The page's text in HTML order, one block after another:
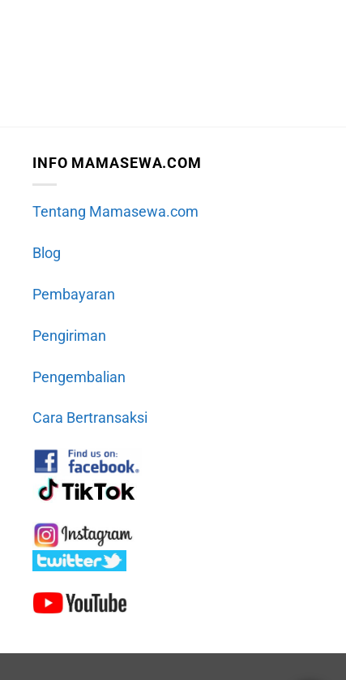
INFO MAMASEWA.COM
Tentang Mamasewa.com
Blog
Pembayaran
Pengiriman
Pengembalian
Cara Bertransaksi